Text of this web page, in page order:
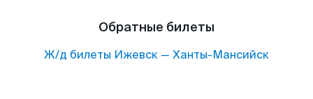
Обратные билеты
Ж/д билеты Ижевск — Ханты-Мансийск